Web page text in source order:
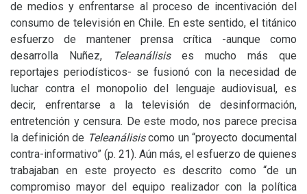
de medios y enfrentarse al proceso de incentivación del
consumo de televisión en Chile. En este sentido, el titánico
esfuerzo de mantener prensa crítica -aunque como
desarrolla Nuñez,
Teleanálisis es mucho más que
reportajes periodísticos- se fusionó con la necesidad de
luchar contra el monopolio del lenguaje audiovisual, es
decir, enfrentarse a la televisión de desinformación,
entretención y censura. De este modo, nos parece precisa
la definición de Teleanálisiscomo un “proyecto documental
contra-informativo” (p. 21). Aún más, el esfuerzo de quienes
trabajaban en este proyecto es descrito como “de un
compromiso mayor del equipo realizador con la política